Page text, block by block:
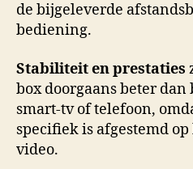
de bijgeleverde
bediening.
Stabiliteit en prestaties
box doorgaans beter dan
smart-tv of telefoon,
specifiek is afgestemd
video.